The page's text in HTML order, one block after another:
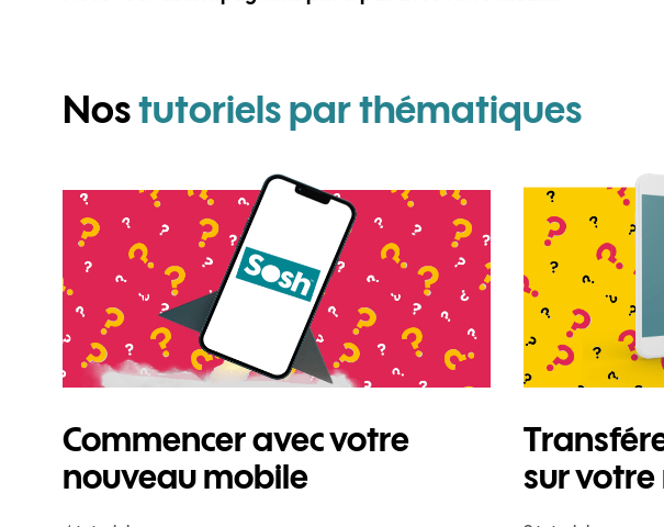
Nostutoriels par thématiquespour
Commencer avec votre
nouveau mobile
sur